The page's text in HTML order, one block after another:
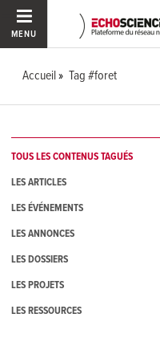
MENU
Accueil Tag #foret
TOUS LES CONTENUS TAGUÉS
LES ARTICLES
LES ÉVÉNEMENTS
LES ANNONCES
LES DOSSIERS
LES PROJETS
LES RESSOURCES